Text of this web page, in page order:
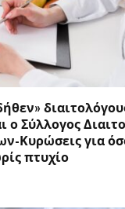
ο Σύλλογος
Κυρώσεις για
πτυχίο